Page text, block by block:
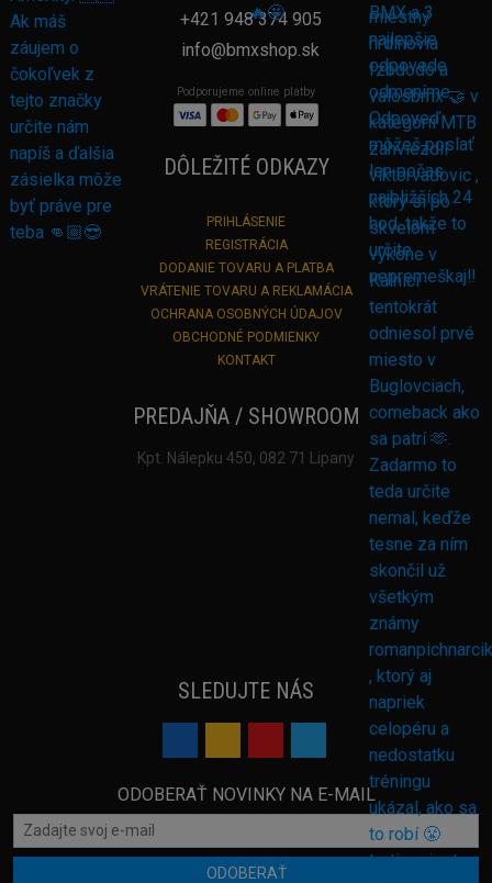
+421 948 374 905
info@bmxshop.sk
Podporujeme online platby
DÔLEŽITÉ ODKAZY
PRIHLÁSENIE
REGISTRÁCIA
DODANIE TOVARU A PLATBA
VRÁTENIE TOVARU A REKLAMÁCIA
OCHRANA OSOBNÝCH ÚDAJOV
OBCHODNÉ PODMIENKY
KONTAKT
PREDAJŇA / SHOWROOM
Kpt. Nálepku 450, 082 71 Lipany
SLEDUJTE NÁS
ODOBERAŤ NOVINKY NA E-MAIL
ODOBERAŤ